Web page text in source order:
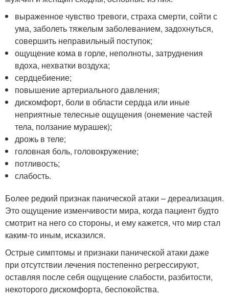
выраженное чувство тревоги, страха смерти, сойти с
ума, заболеть тяжелым заболеванием, задохнуться,
совершить неправильный поступок;
ощущение кома в горле, неполноты, затруднения
вдоха, нехватки воздуха;
сердцебиение;
повышение артериального давления;
дискомфорт, боли в области сердца или иные
неприятные телесные ощущения (онемение частей
тела, ползание мурашек);
дрожь в теле;
головная боль, головокружение;
потливость;
слабость.
Более редкий признак панической атаки – дереализация.
Это ощущение изменчивости мира, когда пациент будто
смотрит на него со стороны, и ему кажется, что мир стал
каким-то иным, исказился.
Острые симптомы и признаки панической атаки даже
при отсутствии лечения постепенно регрессируют,
оставляя после себя ощущение слабости, разбитости,
некоторого дискомфорта, беспокойства.